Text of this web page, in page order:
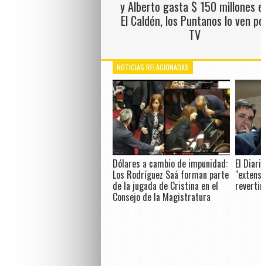
y Alberto gasta $ 150 millones
El Caldén, los Puntanos lo ven
TV
NOTICIAS RELACIONADAS
Dólares a cambio de impunidad:
Los Rodríguez Saá forman parte
de la jugada de Cristina en el
Consejo de la Magistratura
El